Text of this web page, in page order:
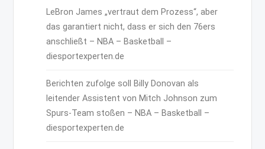
LeBron James „vertraut dem Prozess“, aber
das garantiert nicht, dass er sich den 76ers
anschließt – NBA – Basketball –
diesportexperten.de
Berichten zufolge soll Billy Donovan als
leitender Assistent von Mitch Johnson zum
Spurs-Team stoßen – NBA – Basketball –
diesportexperten.de